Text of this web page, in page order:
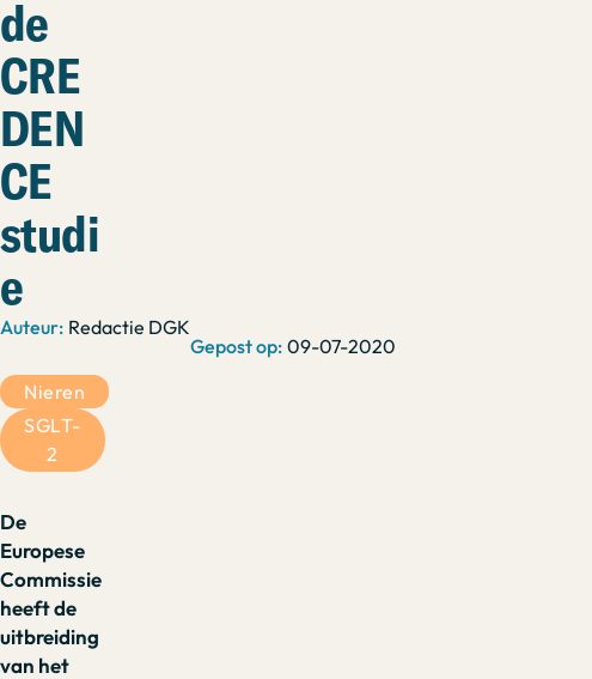
de
CRE
DEN
CE
studi
e
Redactie DGK
09-07-2020
Nieren
SGLT-
2
De
Europese
Commissie
heeft de
uitbreiding
van het